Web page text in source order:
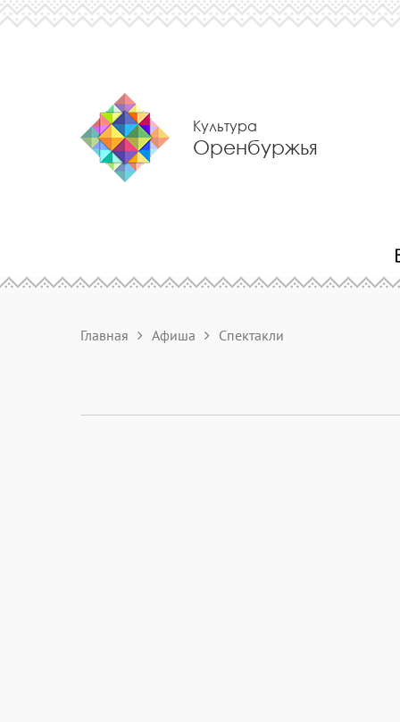
Культура
Оренбуржья
Главная Афиша Спектакли